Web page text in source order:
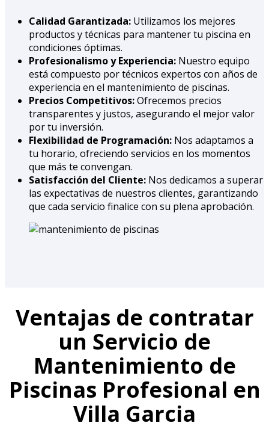
Calidad Garantizada: Utilizamos los mejores
productos y técnicas para mantener tu piscina en
condiciones óptimas.
Profesionalismo y Experiencia: Nuestro equipo
está compuesto por técnicos expertos con años de
experiencia en el mantenimiento de piscinas.
Precios Competitivos:Ofrecemos precios
transparentes y justos, asegurando el mejor valor
por tu inversión.
Flexibilidad de Programación: Nos adaptamos a
tu horario, ofreciendo servicios en los momentos
que más te convengan.
Satisfacción del Cliente: Nos dedicamos a superar
las expectativas de nuestros clientes, garantizando
que cada servicio finalice con su plena aprobación.
Ventajas de contratar
un Servicio de
Mantenimiento de
Piscinas Profesional en
Villa Garcia